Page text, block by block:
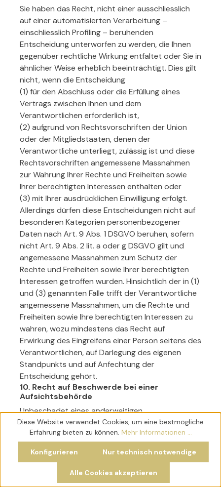
Sie haben das Recht, nicht einer ausschliesslich
auf einer automatisierten Verarbeitung –
einschliesslich Profiling – beruhenden
Entscheidung unterworfen zu werden, die Ihnen
gegenüber rechtliche Wirkung entfaltet oder Sie in
ähnlicher Weise erheblich beeinträchtigt. Dies gilt
nicht, wenn die Entscheidung
(1) für den Abschluss oder die Erfüllung eines
Vertrags zwischen Ihnen und dem
Verantwortlichen erforderlich ist,
(2) aufgrund von Rechtsvorschriften der Union
oder der Mitgliedstaaten, denen der
Verantwortliche unterliegt, zulässig ist und diese
Rechtsvorschriften angemessene Massnahmen
zur Wahrung Ihrer Rechte und Freiheiten sowie
Ihrer berechtigten Interessen enthalten oder
(3) mit Ihrer ausdrücklichen Einwilligung erfolgt.
Allerdings dürfen diese Entscheidungen nicht auf
besonderen Kategorien personenbezogener
Daten nach Art. 9 Abs. 1 DSGVO beruhen, sofern
nicht Art. 9 Abs. 2 lit. a oder g DSGVO gilt und
angemessene Massnahmen zum Schutz der
Rechte und Freiheiten sowie Ihrer berechtigten
Interessen getroffen wurden. Hinsichtlich der in (1)
und (3) genannten Fälle trifft der Verantwortliche
angemessene Massnahmen, um die Rechte und
Freiheiten sowie Ihre berechtigten Interessen zu
wahren, wozu mindestens das Recht auf
Erwirkung des Eingreifens einer Person seitens des
Verantwortlichen, auf Darlegung des eigenen
Standpunkts und auf Anfechtung der
Entscheidung gehört.
10. Recht auf Beschwerde bei einer
Aufsichtsbehörde
Unbeschadet eines anderweitigen
verwaltungsrechtlichen oder gerichtlichen
Rechtsbehelfs steht Ihnen das Recht auf
insbesondere in dem Mitgliedstaat ihres
Aufenthaltsorts, ihres Arbeitsplatzes oder des
Orts des mutmasslichen Verstosses, zu, wenn Sie
Diese Website verwendet Cookies, um eine bestmögliche
Erfahrung bieten zu können. Mehr Informationen ...
Nur technisch notwendige
Konfigurieren
Alle Cookies akzeptieren